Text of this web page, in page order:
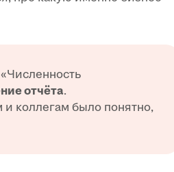
отчёта.
коллегам было понятно,